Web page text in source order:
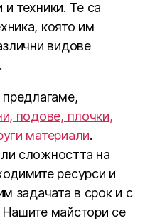
техники. Те са
която им
видове
предлагаме,
подове, плочки,
материали.
сложността на
ресурси и
задачата в срок и с
майстори се